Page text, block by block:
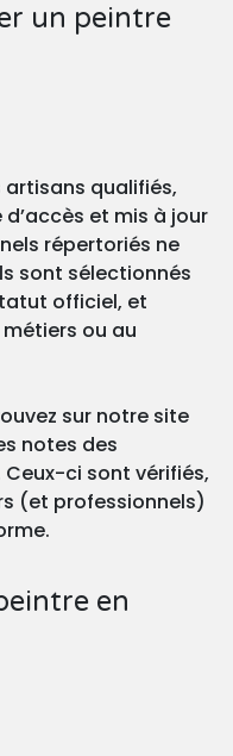
un peintre
artisans qualifiés,
et mis à jour
répertoriés ne
sont sélectionnés
officiel, et
ou au
sur notre site
notes des
ci sont vérifiés,
(et professionnels)
en